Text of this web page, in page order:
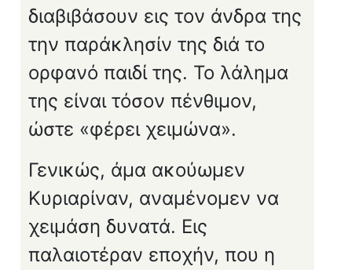
διαβιβάσουν εις τον άνδρα της
την παράκλησίν της διά το
ορφανό παιδί της. Το λάλημα
της είναι τόσον πένθιμον,
ώστε «φέρει χειμώνα».
Γενικώς, άμα ακούωμεν
Κυριαρίναν, αναμένομεν να
χειμάση δυνατά. Εις
παλαιοτέραν εποχήν, που η